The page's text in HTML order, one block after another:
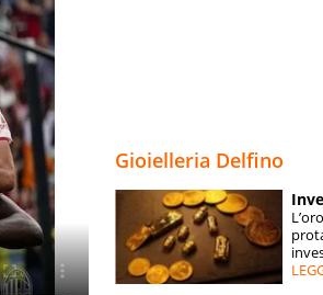
Gioielleria Delfino